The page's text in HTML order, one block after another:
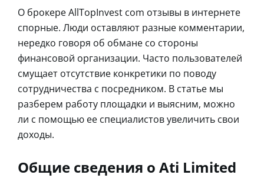
О брокере AllTopInvest com отзывы в интернете
спорные. Люди оставляют разные комментарии,
нередко говоря об обмане со стороны
финансовой организации. Часто пользователей
смущает отсутствие конкретики по поводу
сотрудничества с посредником. В статье мы
разберем работу площадки и выясним, можно
ли с помощью ее специалистов увеличить свои
доходы.
Общие сведения о Ati Limited